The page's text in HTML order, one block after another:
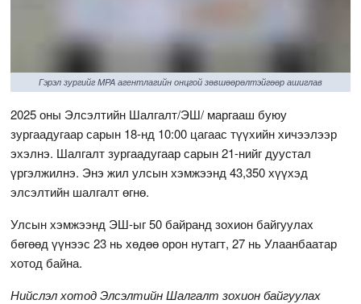
Гэрэл зургийг MPA агентлагийн онцгой зөвшөөрөлтэйгөөр ашиглав
2025 оны Элсэлтийн Шалгалт/ЭШ/ маргааш буюу
зургаадугаар сарын 18-нд 10:00 цагаас түүхийн хичээлээр
эхэлнэ. Шалгалт зургаадугаар сарын 21-нийг дуустал
үргэлжилнэ. Энэ жил улсын хэмжээнд 43,350 хүүхэд
элсэлтийн шалгалт өгнө.
Улсын хэмжээнд ЭШ-ыг 50 байранд зохион байгуулах
бөгөөд үүнээс 23 нь хөдөө орон нутагт, 27 нь Улаанбаатар
хотод байна.
Нийслэл хотод Элсэлтийн Шалгалт зохион байгуулах